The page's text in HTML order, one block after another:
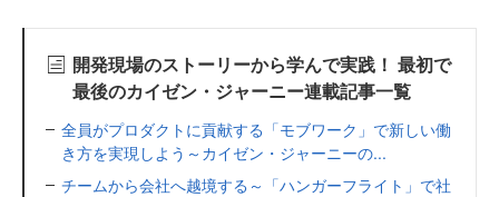
開発現場のストーリーから学んで実践！ 最初で
最後のカイゼン・ジャーニー連載記事一覧
全員がプロダクトに貢献する「モブワーク」で新しい働
き方を実現しよう～カイゼン・ジャーニーの...
チームから会社へ越境する～「ハンガーフライト」で社